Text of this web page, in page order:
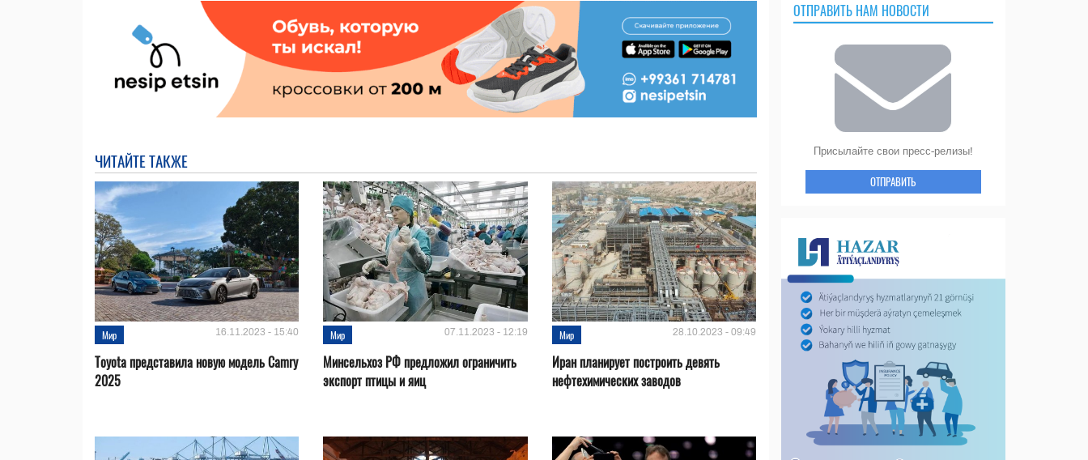
ЧИТАЙТЕ ТАКЖЕ
Мир 16.11.2023 - 15:40
Toyota представила новую модель Camry
2025
Мир 07.11.2023 - 12:19
Минсельхоз РФ предложил ограничить
экспорт птицы и яиц
Мир 28.10.2023 - 09:49
Иран планирует построить девять
нефтехимических заводов
ОТПРАВИТЬ НАМ НОВОСТИ
Присылайте свои пресс-релизы!
ОТПРАВИТЬ